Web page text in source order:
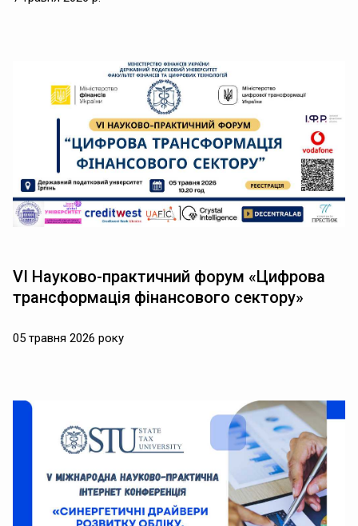
VI Науково-практичний форум «Цифрова
трансформація фінансового сектору»
05 травня 2026 року